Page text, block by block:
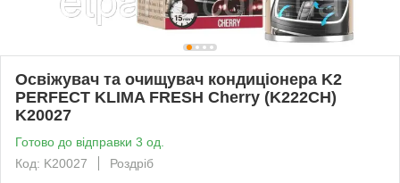
Освіжувач та очищувач кондиціонера K2
PERFECT KLIMA FRESH Cherry (K222CH)
K20027
Готово до відправки 3 од.
Код: K20027
Роздріб